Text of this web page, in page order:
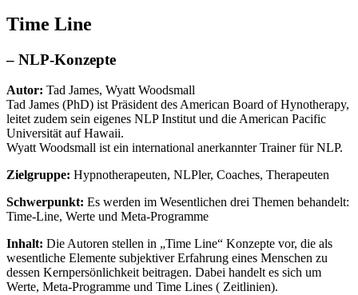
Time Line
– NLP-Konzepte
Autor: Tad James, Wyatt Woodsmall
Tad James (PhD) ist Präsident des American Board of Hynotherapy,
leitet zudem sein eigenes NLP Institut und die American Pacific
Universität auf Hawaii.
Wyatt Woodsmall ist ein international anerkannter Trainer für NLP.
Zielgruppe: Hypnotherapeuten, NLPler, Coaches, Therapeuten
Schwerpunkt: Es werden im Wesentlichen drei Themen behandelt:
Time-Line, Werte und Meta-Programme
Inhalt: Die Autoren stellen in „Time Line“ Konzepte vor, die als
wesentliche Elemente subjektiver Erfahrung eines Menschen zu
dessen Kernpersönlichkeit beitragen. Dabei handelt es sich um
Werte, Meta-Programme und Time Lines ( Zeitlinien).